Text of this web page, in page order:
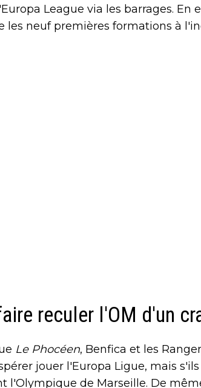
League via les barrages. En
les neuf premières formations à
reculer l'OM d'un
Le Phocéen, Benfica et les
jouer l'Europa Ligue, mais
l'Olympique de Marseille. De